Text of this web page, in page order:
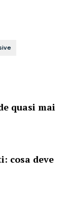
quasi mai
cosa deve